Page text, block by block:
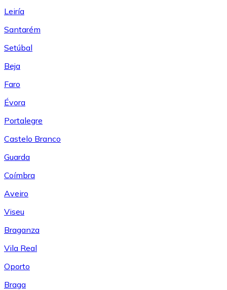
Leiría
Santarém
Setúbal
Beja
Faro
Évora
Portalegre
Castelo Branco
Guarda
Coímbra
Aveiro
Viseu
Braganza
Vila Real
Oporto
Braga